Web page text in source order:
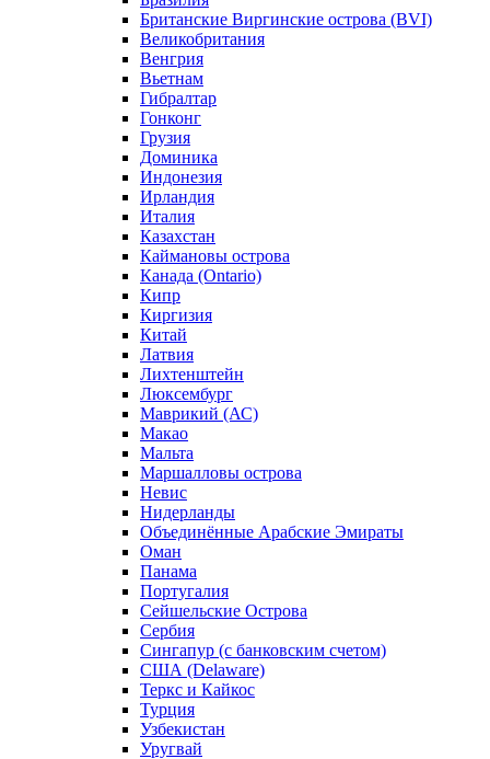
Британские Виргинские острова (BVI)
Великобритания
Венгрия
Вьетнам
Гибралтар
Гонконг
Грузия
Доминика
Индонезия
Ирландия
Италия
Казахстан
Каймановы острова
Канада (Ontario)
Кипр
Киргизия
Китай
Латвия
Лихтенштейн
Люксембург
Маврикий (АС)
Макао
Мальта
Маршалловы острова
Нeвис
Нидерланды
Объединённые Арабские Эмираты
Оман
Панама
Португалия
Сейшельские Острова
Сербия
Сингапур (c банковским счетом)
США (Delaware)
Теркс и Кайкос
Турция
Узбекистан
Уругвай